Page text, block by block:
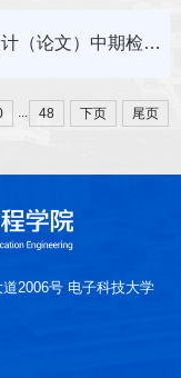
关于开展2021级本科毕业设计（论文）中期检查的通知
... 48 下页
尾页
2006号 电子科技大学